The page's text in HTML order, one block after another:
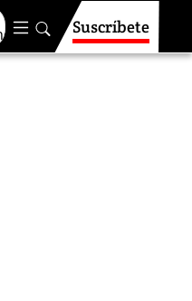
Suscríbete